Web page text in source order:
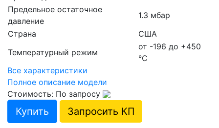
Предельное остаточное
давление
1.3 мбар
Страна
США
Температурный режим
от -196 до +450
°С
Все характеристики
Полное описание модели
Стоимость: По запросу
Купить Запросить КП